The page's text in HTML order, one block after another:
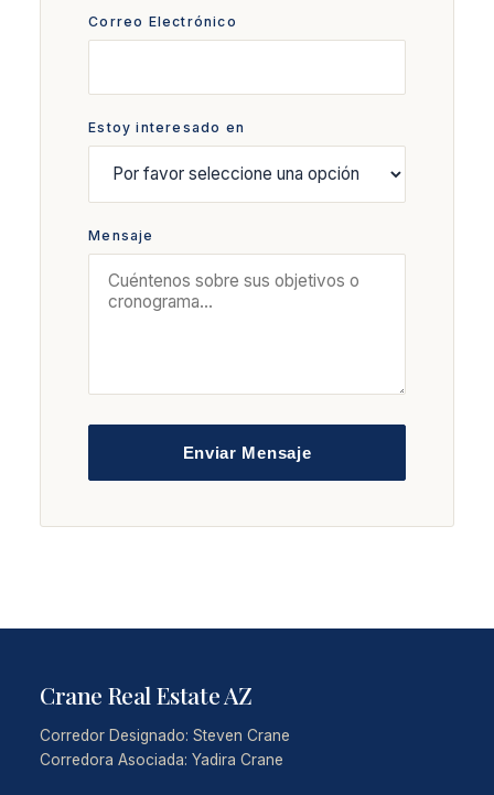
Correo Electrónico
Estoy interesado en
Mensaje
Enviar Mensaje
Crane Real Estate AZ
Corredor Designado: Steven Crane
Corredora Asociada: Yadira Crane